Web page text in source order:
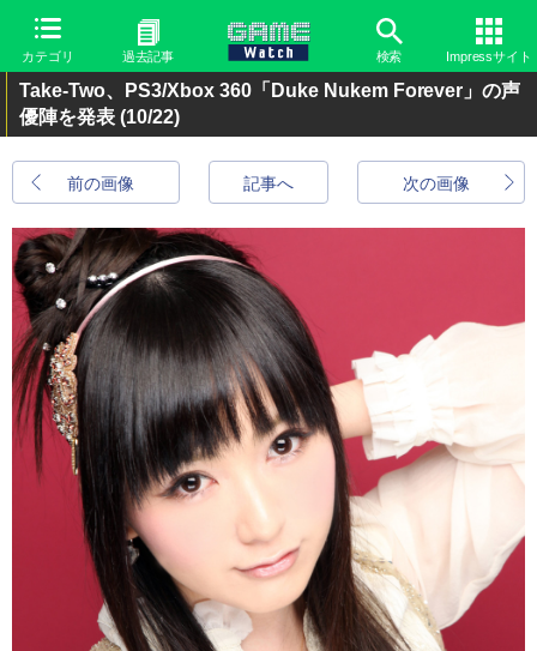
カテゴリ 過去記事 検索 Impressサイト
Take-Two、PS3/Xbox 360「Duke Nukem Forever」の声
優陣を発表 (10/22)
前の画像 次の画像
記事へ